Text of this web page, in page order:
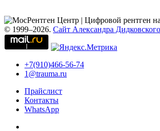
© 1999–2026. Сайт Александра Дидковского
+7(910)466-56-74
1@trauma.ru
Прайслист
Контакты
WhatsApp